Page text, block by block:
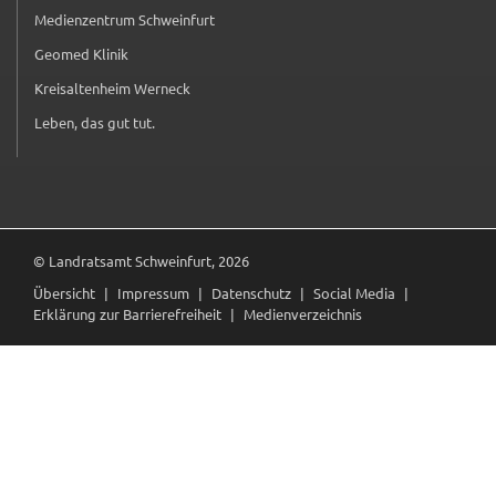
Medienzentrum Schweinfurt
(externer Link, öffnet in neuem Tab)
Geomed Klinik
(externer Link, öffnet in neuem Tab)
Kreisaltenheim Werneck
(externer Link, öffnet in neuem Tab)
Leben, das gut tut.
(externer Link, öffnet in neuem Tab)
© Landratsamt Schweinfurt, 2026
Übersicht
Impressum Datenschutz
Social Media
Erklärung zur Barrierefreiheit
Medienverzeichnis
_pk_ses
_pk_ses
Anbieter:
Cookie Laufzeit:
Session